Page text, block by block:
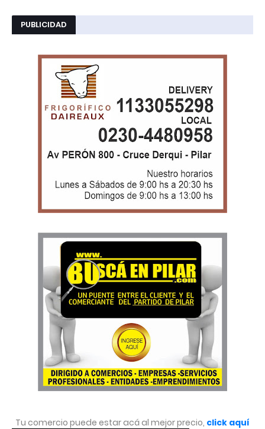
PUBLICIDAD
Tu comercio puede estar acá al mejor precio, click aquí